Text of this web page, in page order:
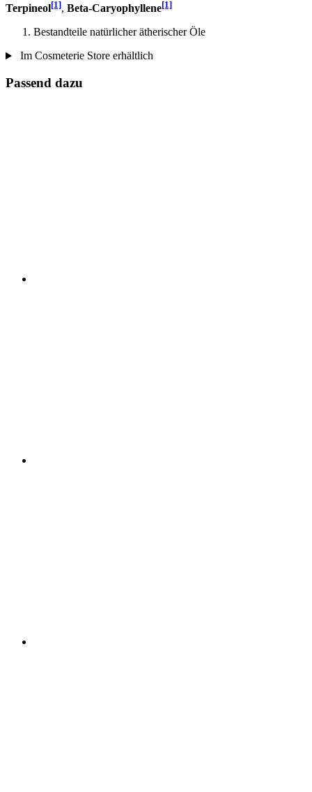
Terpineol[1], Beta-Caryophyllene[1]
Bestandteile natürlicher ätherischer Öle
Im Cosmeterie Store erhältlich
Passend dazu